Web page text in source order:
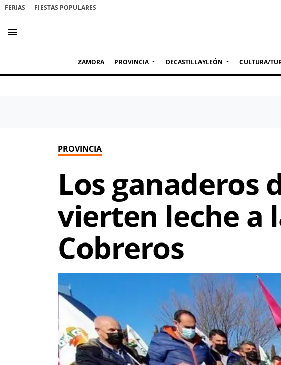
FERIAS FIESTAS POPULARES
menu
ZAMORA PROVINCIA DECASTILLAYLEÓN CULTURA/
PROVINCIA
Los ganaderos
vierten leche a
Cobreros